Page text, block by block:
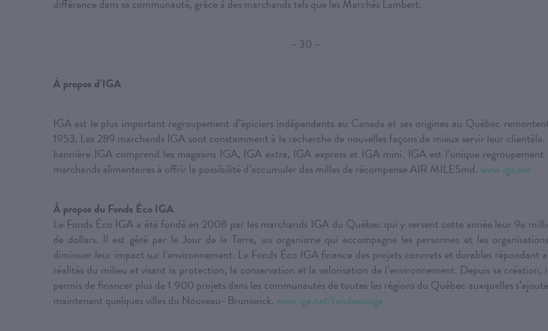
différence dans sa communauté, grâce à des marchands tels que les Marchés Lambert.
– 30 –
À propos d’IGA
IGA est le plus important regroupement d’épiciers indépendants au Canada et ses origines au Québec
1953. Les 289 marchands IGA sont constamment à la recherche de nouvelles façons de mieux servir leur clientèle.
bannière IGA comprend les magasins IGA, IGA extra, IGA express et IGA mini. IGA est l’unique regroupement
marchands alimentaires à offrir la possibilité d’accumuler des milles de récompense AIR MILESmd. www.iga.net
À propos du Fonds Éco IGA
Le Fonds Éco IGA a été fondé en 2008 par les marchands IGA du Québec qui y versent cette année leur 9e
de dollars. Il est géré par le Jour de la Terre, un organisme qui accompagne les personnes et les
diminuer leur impact sur l’environnement. Le Fonds Éco IGA finance des projets concrets et durables répondant
réalités du milieu et visant la protection, la conservation et la valorisation de l’environnement. Depuis sa création,
permis de financer plus de 1 900 projets dans les communautés de toutes les régions du Québec auxquelles
maintenant quelques villes du Nouveau- Brunswick. www.iga.net/fondsecoiga